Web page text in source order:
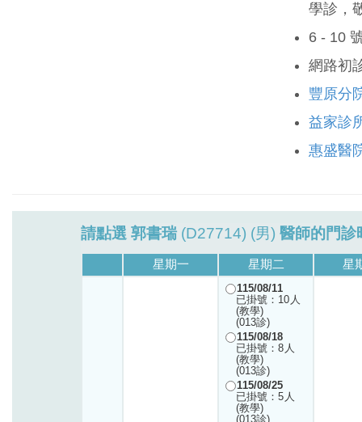
學診，
6 - 10
網路初
豐原分
益家診
惠盛醫